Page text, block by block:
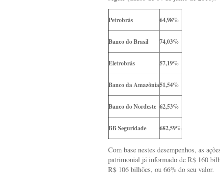
Petrobrás 64,98%
Banco do Brasil 74,03%
Eletrobrás 57,19%
Banco da Amazônia51,54%
Banco do Nordeste 62,53%
BB Seguridade 682,59%
Com base nestes desempenhos, as
patrimonial já informado de R$ 160
R$ 106 bilhões, ou 66% do seu valor.